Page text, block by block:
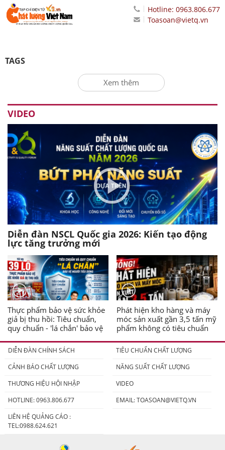
Hotline: 0963.806.677
Toasoan@vietq.vn
TAGS
Xem thêm
VIDEO
Diễn đàn NSCL Quốc gia 2026: Kiến tạo động
lực tăng trưởng mới
Thực phẩm bảo vệ sức khỏe
giả bị thu hồi: Tiêu chuẩn,
quy chuẩn - 'lá chắn' bảo vệ
Phát hiện kho hàng và máy
móc sản xuất gần 3,5 tấn mỹ
phẩm không có tiêu chuẩn
DIỄN ĐÀN CHÍNH SÁCH
TIÊU CHUẨN CHẤT LƯỢNG
CẢNH BÁO CHẤT LƯỢNG
NĂNG SUẤT CHẤT LƯỢNG
THƯƠNG HIỆU HỘI NHẬP
VIDEO
HOTLINE: 0963.806.677
EMAIL:TOASOAN@VIETQ.VN
LIÊN HỆ QUẢNG CÁO :
TEL:0988.624.621